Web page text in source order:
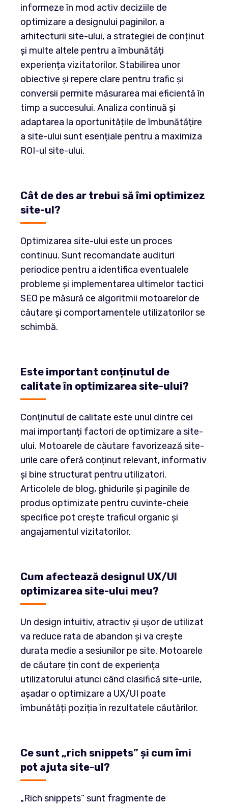
informeze în mod activ deciziile de
optimizare a designului paginilor, a
arhitecturii site-ului, a strategiei de conținut
și multe altele pentru a îmbunătăți
experiența vizitatorilor. Stabilirea unor
obiective și repere clare pentru trafic și
conversii permite măsurarea mai eficientă în
timp a succesului. Analiza continuă și
adaptarea la oportunitățile de îmbunătățire
a site-ului sunt esențiale pentru a maximiza
ROI-ul site-ului.
Cât de des ar trebui să îmi optimizez
site-ul?
Optimizarea site-ului este un proces
continuu. Sunt recomandate audituri
periodice pentru a identifica eventualele
probleme și implementarea ultimelor tactici
SEO pe măsură ce algoritmii motoarelor de
căutare și comportamentele utilizatorilor se
schimbă.
Este important conținutul de
calitate în optimizarea site-ului?
Conținutul de calitate este unul dintre cei
mai importanți factori de optimizare a site-
ului. Motoarele de căutare favorizează site-
urile care oferă conținut relevant, informativ
și bine structurat pentru utilizatori.
Articolele de blog, ghidurile și paginile de
produs optimizate pentru cuvinte-cheie
specifice pot crește traficul organic și
angajamentul vizitatorilor.
Cum afectează designul UX/UI
optimizarea site-ului meu?
Un design intuitiv, atractiv și ușor de utilizat
va reduce rata de abandon și va crește
durata medie a sesiunilor pe site. Motoarele
de căutare țin cont de experiența
utilizatorului atunci când clasifică site-urile,
așadar o optimizare a UX/UI poate
îmbunătăți poziția în rezultatele căutărilor.
Ce sunt „rich snippets” și cum îmi
pot ajuta site-ul?
„Rich snippets” sunt fragmente de